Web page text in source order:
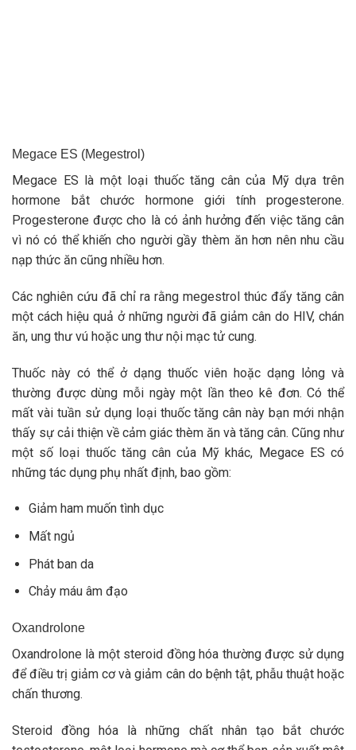
Megace ES (Megestrol)
Megace ES là một loại thuốc tăng cân của Mỹ dựa trên
hormone bắt chước hormone giới tính progesterone.
Progesterone được cho là có ảnh hưởng đến việc tăng cân
vì nó có thể khiến cho người gầy thèm ăn hơn nên nhu cầu
nạp thức ăn cũng nhiều hơn.
Các nghiên cứu đã chỉ ra rằng megestrol thúc đẩy tăng cân
một cách hiệu quả ở những người đã giảm cân do HIV, chán
ăn, ung thư vú hoặc ung thư nội mạc tử cung.
Thuốc này có thể ở dạng thuốc viên hoặc dạng lỏng và
thường được dùng mỗi ngày một lần theo kê đơn. Có thể
mất vài tuần sử dụng loại thuốc tăng cân này bạn mới nhận
thấy sự cải thiện về cảm giác thèm ăn và tăng cân. Cũng như
một số loại thuốc tăng cân của Mỹ khác, Megace ES có
những tác dụng phụ nhất định, bao gồm:
Giảm ham muốn tình dục
Mất ngủ
Phát ban da
Chảy máu âm đạo
Oxandrolone
Oxandrolone là một steroid đồng hóa thường được sử dụng
để điều trị giảm cơ và giảm cân do bệnh tật, phẫu thuật hoặc
chấn thương.
Steroid đồng hóa là những chất nhân tạo bắt chước